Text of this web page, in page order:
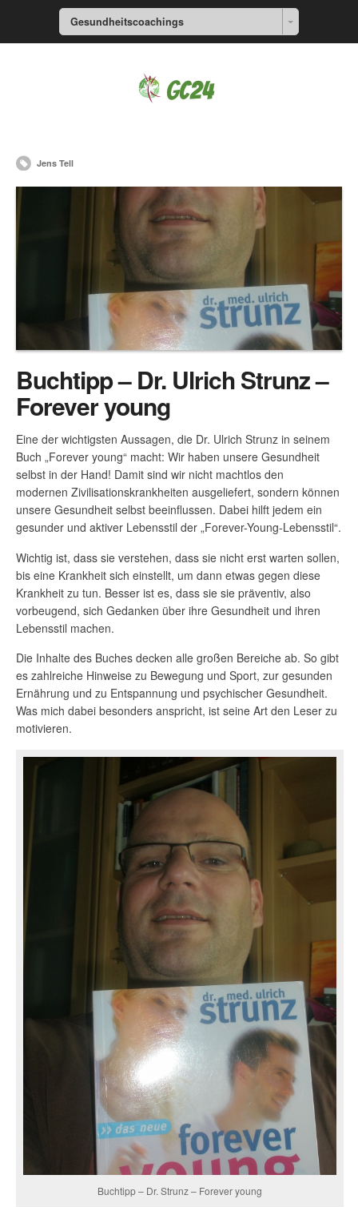
Gesundheitscoachings
Jens Tell
Buchtipp – Dr. Ulrich Strunz –
Forever young
Eine der wichtigsten Aussagen, die Dr. Ulrich Strunz in seinem
Buch „Forever young“ macht: Wir haben unsere Gesundheit
selbst in der Hand! Damit sind wir nicht machtlos den
modernen Zivilisationskrankheiten ausgeliefert, sondern können
unsere Gesundheit selbst beeinflussen. Dabei hilft jedem ein
gesunder und aktiver Lebensstil der „Forever-Young-Lebensstil“.
Wichtig ist, dass sie verstehen, dass sie nicht erst warten sollen,
bis eine Krankheit sich einstellt, um dann etwas gegen diese
Krankheit zu tun. Besser ist es, dass sie sie präventiv, also
vorbeugend, sich Gedanken über ihre Gesundheit und ihren
Lebensstil machen.
Die Inhalte des Buches decken alle großen Bereiche ab. So gibt
es zahlreiche Hinweise zu Bewegung und Sport, zur gesunden
Ernährung und zu Entspannung und psychischer Gesundheit.
Was mich dabei besonders anspricht, ist seine Art den Leser zu
motivieren.
Buchtipp – Dr. Strunz – Forever young